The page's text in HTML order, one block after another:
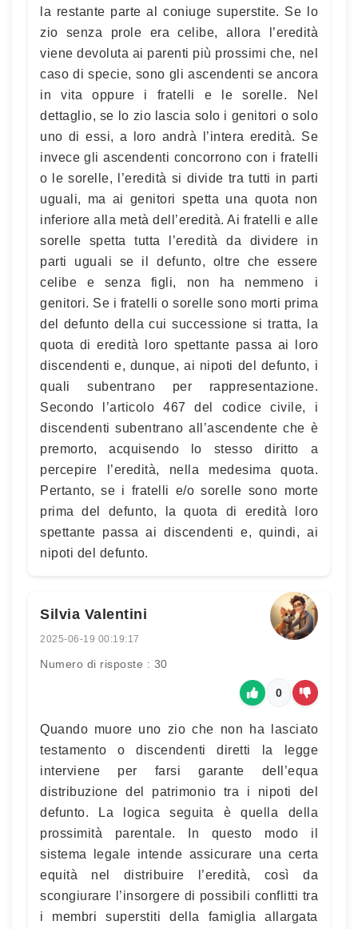
la restante parte al coniuge superstite. Se lo
zio senza prole era celibe, allora l’eredità
viene devoluta ai parenti più prossimi che, nel
caso di specie, sono gli ascendenti se ancora
in vita oppure i fratelli e le sorelle. Nel
dettaglio, se lo zio lascia solo i genitori o solo
uno di essi, a loro andrà l’intera eredità. Se
invece gli ascendenti concorrono con i fratelli
o le sorelle, l’eredità si divide tra tutti in parti
uguali, ma ai genitori spetta una quota non
inferiore alla metà dell’eredità. Ai fratelli e alle
sorelle spetta tutta l’eredità da dividere in
parti uguali se il defunto, oltre che essere
celibe e senza figli, non ha nemmeno i
genitori. Se i fratelli o sorelle sono morti prima
del defunto della cui successione si tratta, la
quota di eredità loro spettante passa ai loro
discendenti e, dunque, ai nipoti del defunto, i
quali subentrano per rappresentazione.
Secondo l’articolo 467 del codice civile, i
discendenti subentrano all’ascendente che è
premorto, acquisendo lo stesso diritto a
percepire l’eredità, nella medesima quota.
Pertanto, se i fratelli e/o sorelle sono morte
prima del defunto, la quota di eredità loro
spettante passa ai discendenti e, quindi, ai
nipoti del defunto.
Silvia Valentini
2025-06-19 00:19:17
Numero di risposte : 30
0
Quando muore uno zio che non ha lasciato
testamento o discendenti diretti la legge
interviene per farsi garante dell’equa
distribuzione del patrimonio tra i nipoti del
defunto. La logica seguita è quella della
prossimità parentale. In questo modo il
sistema legale intende assicurare una certa
equità nel distribuire l’eredità, così da
scongiurare l’insorgere di possibili conflitti tra
i membri superstiti della famiglia allargata